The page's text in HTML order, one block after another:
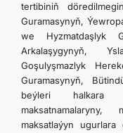
tertibiniň
Guramasynyň,
we Hyzmatdaşlyk
Arkalaşygynyň,
Goşulyşmazlyk
Guramasynyň,
beýleri halkara
maksatnamalaryny,
maksatlaýyn